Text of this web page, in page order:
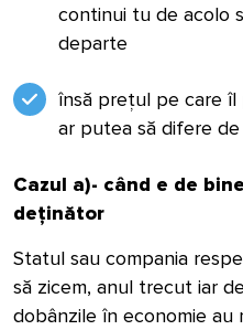
continui tu de acolo
departe
însă prețul pe care
ar putea să difere de
Cazul a)- când e de
deținător
Statul sau compania
să zicem, anul trecut iar
dobânzile în economie